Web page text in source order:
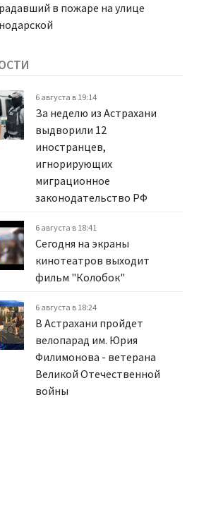
в пожаре на улице
6 августа в 19:14
За неделю из Астрахани
выдворили 12
иностранцев,
игнорирующих
миграционное
законодательство РФ
6 августа в 18:41
Сегодня на экраны
кинотеатров выходит
фильм "Колобок"
6 августа в 18:24
В Астрахани пройдет
велопарад им. Юрия
Филимонова - ветерана
Великой Отечественной
войны